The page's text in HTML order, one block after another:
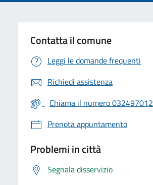
Contatta il comune
Leggi le domande frequenti
Richiedi assistenza
Chiama il numero 032497012
Prenota appuntamento
Problemi in città
Segnala disservizio